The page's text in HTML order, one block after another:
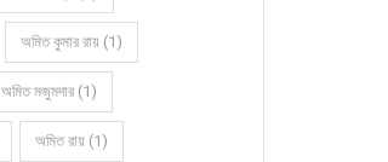
অমিত কুমার রায় (1)
অমিত মজুমদার (1)
অমিত রায় (1)